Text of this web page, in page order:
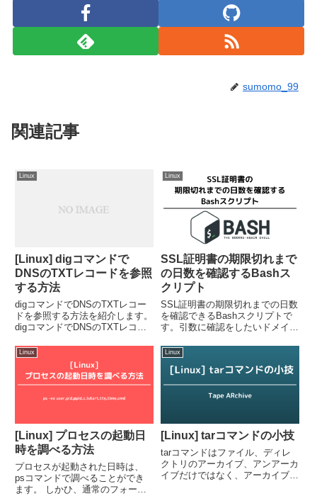
sumomo_99
関連記事
Linux
[Linux] digコマンドで
DNSのTXTレコードを参照
する方法
digコマンドでDNSのTXTレコー
ドを参照する方法を紹介します。
digコマンドでDNSのTXTレコー
るには、-tオプションまたは引数
でタイプを指定します。-tオプシ
ョンで指定する方法dig [-t type]...
Linux
SSL証明書の期限切れまで
の日数を確認するBashス
クリプト
SSL証明書の期限切れまでの日数
を確認できるBashスクリプトで
す。引数に確認をしたいドメイン
監視設定のスクリプトなどに利用
することができます。
#!/bin/bashDOMAIN=$1VALIDIT
YPERIO...
Linux
[Linux] プロセスの起動日
時を調べる方法
プロセスが起動された日時は、
psコマンドで調べることができ
ます。 しかひ、通常のフォーマ
Linux
[Linux] tarコマンドの小技
tarコマンドはファイル、ディレ
クトリのアーカイブ、アンアーカ
イブだけではなく、アーカイブ以